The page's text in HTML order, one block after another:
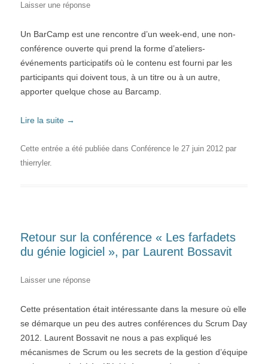
Laisser une réponse
Un BarCamp est une rencontre d’un week-end, une non-
conférence ouverte qui prend la forme d’ateliers-
événements participatifs où le contenu est fourni par les
participants qui doivent tous, à un titre ou à un autre,
apporter quelque chose au Barcamp.
Lire la suite →
Cette entrée a été publiée dans Conférence le 27 juin 2012 par
thierryler.
Retour sur la conférence « Les farfadets
du génie logiciel », par Laurent Bossavit
Laisser une réponse
Cette présentation était intéressante dans la mesure où elle
se démarque un peu des autres conférences du Scrum Day
2012. Laurent Bossavit ne nous a pas expliqué les
mécanismes de Scrum ou les secrets de la gestion d’équipe